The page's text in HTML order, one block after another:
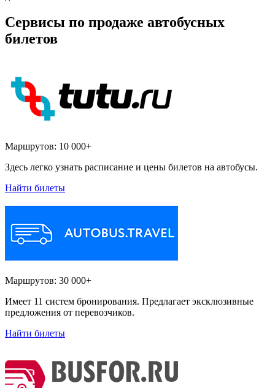
Сервисы по продаже автобусных
билетов
Маршрутов: 10 000+
Здесь легко узнать расписание и цены билетов на автобусы.
Найти билеты
Маршрутов: 30 000+
Имеет 11 систем бронирования. Предлагает эксклюзивные
предложения от перевозчиков.
Найти билеты